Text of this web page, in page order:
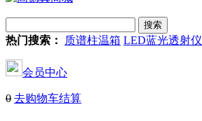
热门搜索： 质谱柱温箱 LED蓝光透射仪
会员中心
0 去购物车结算